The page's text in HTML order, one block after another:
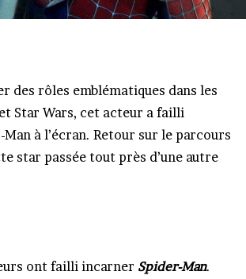
des rôles emblématiques dans les
Star Wars, cet acteur a failli
à l’écran. Retour sur le parcours
star passée tout près d’une autre
ont failli incarner Spider-Man.